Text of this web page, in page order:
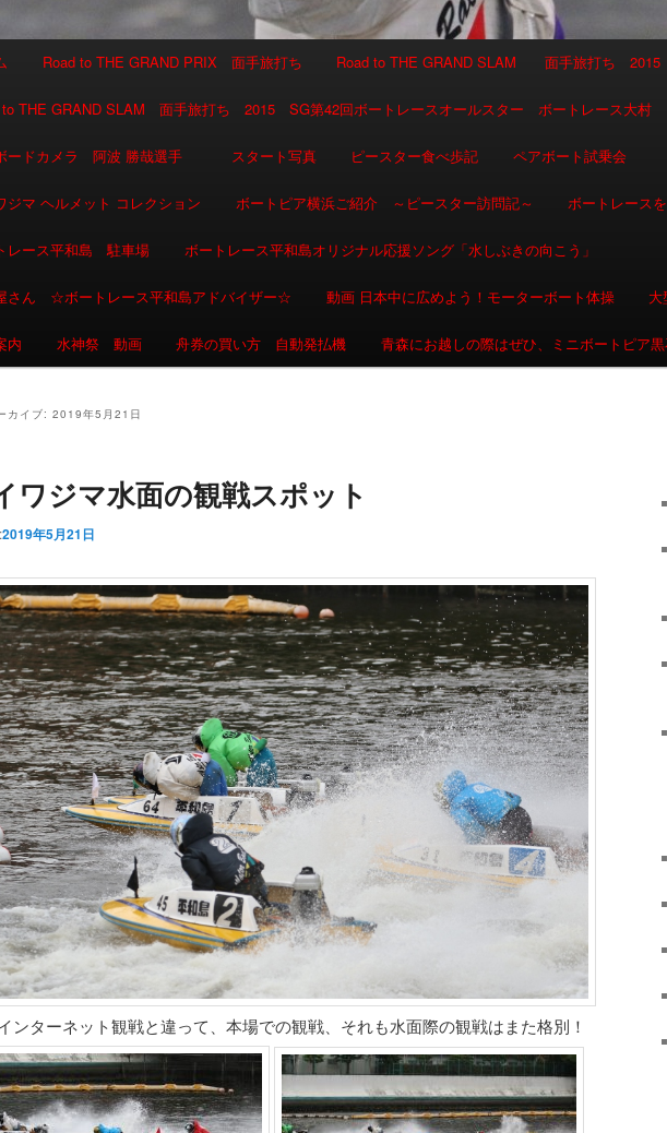
ンコンテンツへ移動
コンテンツへ移動
Road to THE GRAND PRIX 面手旅打ち Road to THE GRAND SLAM 面手旅打ち 2015
to THE GRAND SLAM 面手旅打ち 2015 SG第42回ボートレースオールスター ボートレース大村
ードカメラ 阿波 勝哉選手 スタート写真 ピースター食べ歩記 ペアボート試乗会
ジマ ヘルメット コレクション ボートピア横浜ご紹介 ～ピースター訪問記～ ボートレース
レース平和島 駐車場 ボートレース平和島オリジナル応援ソング「水しぶきの向こう」
さん ☆ボートレース平和島アドバイザー☆ 動画 日本中に広めよう！モーターボート体操 大
内 水神祭 動画 舟券の買い方 自動発払機 青森にお越しの際はぜひ、ミニボートピア
カイブ: 2019年5月21日
ワジマ水面の観戦スポット
2019年5月21日
ンターネット観戦と違って、本場での観戦、それも水面際の観戦はまた格別！